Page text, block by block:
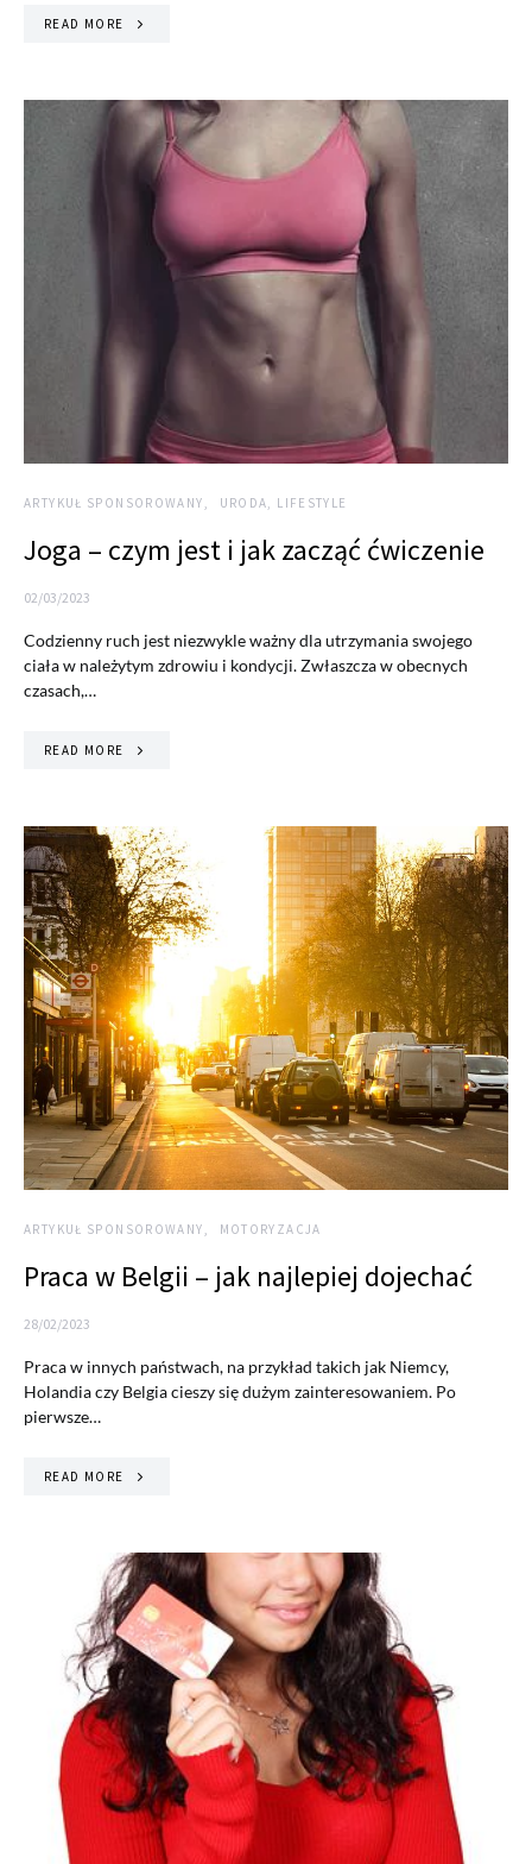
READ MORE
ARTYKUŁ SPONSOROWANY URODA, LIFESTYLE
Joga – czym jest i jak zacząć ćwiczenie
02/03/2023
Codzienny ruch jest niezwykle ważny dla utrzymania swojego
ciała w należytym zdrowiu i kondycji. Zwłaszcza w obecnych
czasach,…
READ MORE
ARTYKUŁ SPONSOROWANY MOTORYZACJA
Praca w Belgii – jak najlepiej dojechać
28/02/2023
Praca w innych państwach, na przykład takich jak Niemcy,
Holandia czy Belgia cieszy się dużym zainteresowaniem. Po
pierwsze…
READ MORE